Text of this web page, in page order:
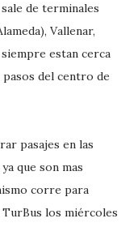
de terminales
Vallenar,
estan cerca
del centro de
pasajes en las
que son mas
corre para
TurBus los miércoles